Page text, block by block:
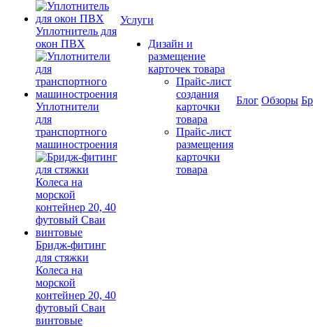
Уплотнитель для
окон ПВХ
Уплотнители
для
транспортного
машиностроения
Бридж-фитинг
для стяжки
Колеса на
морской
контейнер 20, 40
футовый Сваи
винтовые
Услуги
Дизайн и
размещение
карточек товара
Прайс-лист
создания
карточки
товара
Прайс-лист
размещения
карточки
товара
Блог Обзоры